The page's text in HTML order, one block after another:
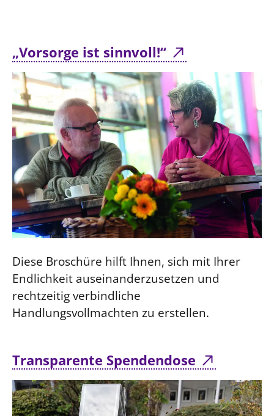
„Vorsorge ist sinnvoll!“
Diese Broschüre hilft Ihnen, sich mit Ihrer
Endlichkeit auseinanderzusetzen und
rechtzeitig verbindliche
Handlungsvollmachten zu erstellen.
Transparente Spendendose